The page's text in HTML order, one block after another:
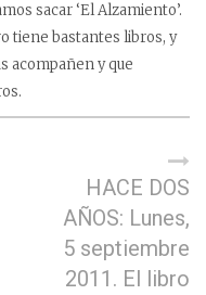
sacar ‘El Alzamiento’.
tiene bastantes libros, y
acompañen y que
HACE DOS
AÑOS: Lunes,
5 septiembre
2011. El libro